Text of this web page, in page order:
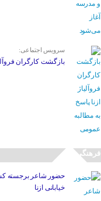
سرویس اجتماعی:
بازگشت کارگران
فرهنگی
حضور شاعر برجسته
خیابانی ازنا